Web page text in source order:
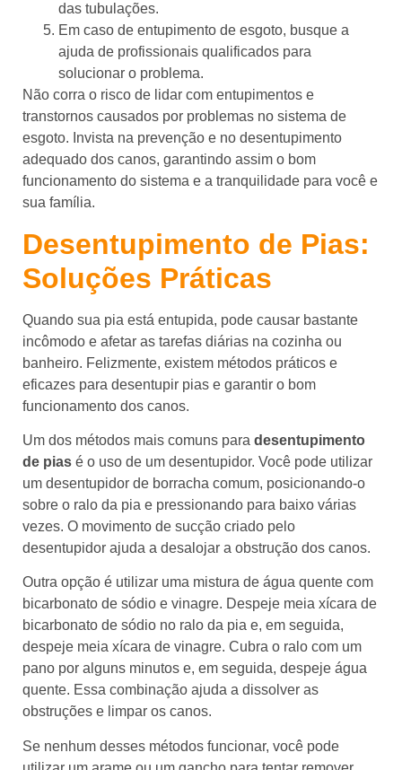
das tubulações.
Em caso de entupimento de esgoto, busque a
ajuda de profissionais qualificados para
solucionar o problema.
Não corra o risco de lidar com entupimentos e
transtornos causados por problemas no sistema de
esgoto. Invista na prevenção e no desentupimento
adequado dos canos, garantindo assim o bom
funcionamento do sistema e a tranquilidade para você e
sua família.
Desentupimento de Pias:
Soluções Práticas
Quando sua pia está entupida, pode causar bastante
incômodo e afetar as tarefas diárias na cozinha ou
banheiro. Felizmente, existem métodos práticos e
eficazes para desentupir pias e garantir o bom
funcionamento dos canos.
Um dos métodos mais comuns para desentupimento
de pias é o uso de um desentupidor. Você pode utilizar
um desentupidor de borracha comum, posicionando-o
sobre o ralo da pia e pressionando para baixo várias
vezes. O movimento de sucção criado pelo
desentupidor ajuda a desalojar a obstrução dos canos.
Outra opção é utilizar uma mistura de água quente com
bicarbonato de sódio e vinagre. Despeje meia xícara de
bicarbonato de sódio no ralo da pia e, em seguida,
despeje meia xícara de vinagre. Cubra o ralo com um
pano por alguns minutos e, em seguida, despeje água
quente. Essa combinação ajuda a dissolver as
obstruções e limpar os canos.
Se nenhum desses métodos funcionar, você pode